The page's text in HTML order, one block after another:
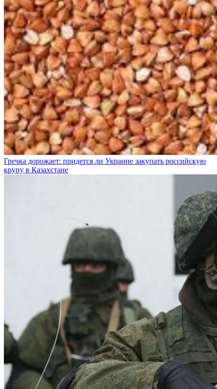
Гречка дорожает: придется ли Украине закупать российскую
крупу в Казахстане